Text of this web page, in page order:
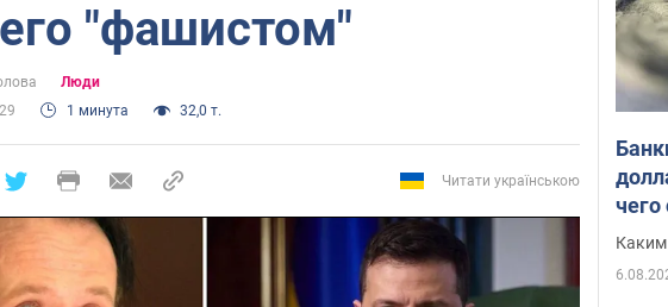
"фашистом"
Люди
1 минута 32,0 т.
Читати українською
Каким